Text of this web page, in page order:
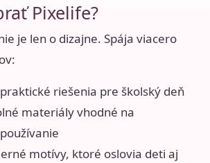
Pixelife?
je len o dizajne. Spája viacero
riešenia pre školský deň
materiály vhodné na
motívy, ktoré oslovia deti aj